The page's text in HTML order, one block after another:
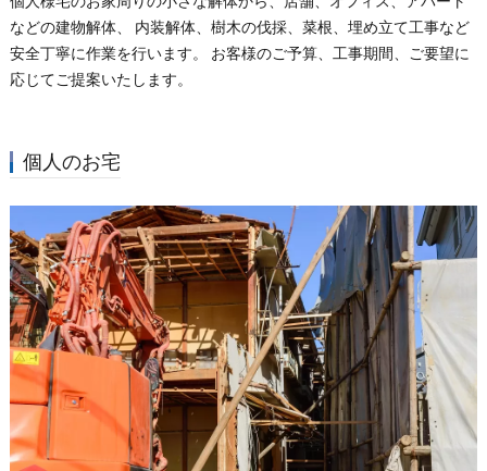
などの建物解体、 内装解体、樹木の伐採、菜根、埋め立て工事など
安全丁寧に作業を行います。 お客様のご予算、工事期間、ご要望に
応じてご提案いたします。
個人のお宅